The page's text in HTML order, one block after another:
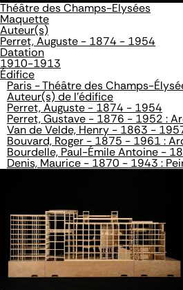
Théâtre des Champs-Elysées
Maquette
Auteur(s)
Perret, Auguste - 1874 - 1954
Datation
1910-1913
Édifice
Paris - Théâtre des Champs-
Auteur(s) de l'édifice
Perret, Auguste - 1874 - 1954
Perret, Gustave - 1876 - 1952 :
Van de Velde, Henry - 1863 -
Bouvard, Roger - 1875 - 1961 :
Bourdelle, Paul-Émile Antoine -
Denis, Maurice - 1870 - 1943 :